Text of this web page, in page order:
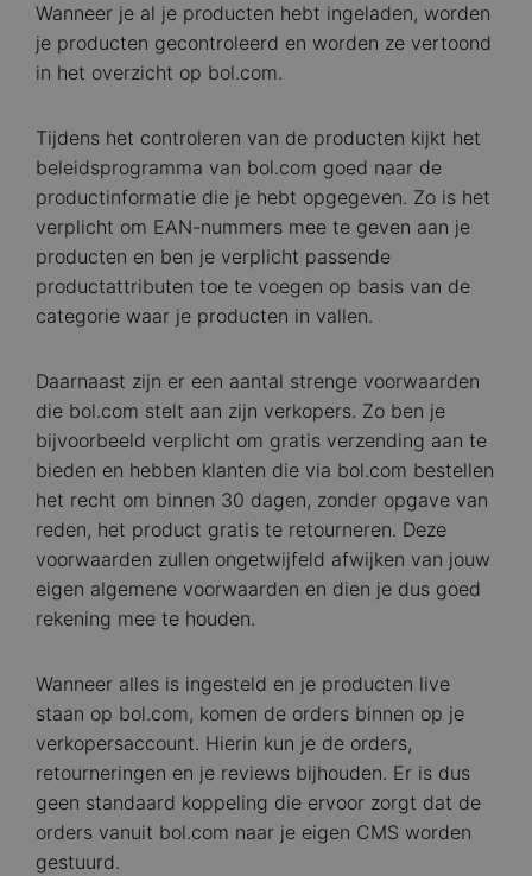
Wanneer je al je producten hebt ingeladen, worden
je producten gecontroleerd en worden ze vertoond
in het overzicht op bol.com.
Tijdens het controleren van de producten kijkt het
beleidsprogramma van bol.com goed naar de
productinformatie die je hebt opgegeven. Zo is het
verplicht om EAN-nummers mee te geven aan je
producten en ben je verplicht passende
productattributen toe te voegen op basis van de
categorie waar je producten in vallen.
Daarnaast zijn er een aantal strenge voorwaarden
die bol.com stelt aan zijn verkopers. Zo ben je
bijvoorbeeld verplicht om gratis verzending aan te
bieden en hebben klanten die via bol.com bestellen
het recht om binnen 30 dagen, zonder opgave van
reden, het product gratis te retourneren. Deze
voorwaarden zullen ongetwijfeld afwijken van jouw
eigen algemene voorwaarden en dien je dus goed
rekening mee te houden.
Wanneer alles is ingesteld en je producten live
staan op bol.com, komen de orders binnen op je
verkopersaccount. Hierin kun je de orders,
retourneringen en je reviews bijhouden. Er is dus
geen standaard koppeling die ervoor zorgt dat de
orders vanuit bol.com naar je eigen CMS worden
gestuurd.